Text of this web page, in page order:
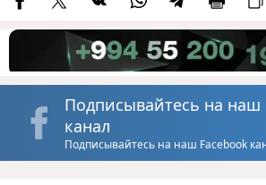
Подписывайтесь на наш
канал
Подписывайтесь на наш Facebook